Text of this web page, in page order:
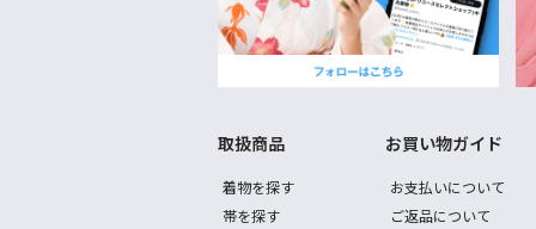
取扱商品
着物を探す
帯を探す
お買い物ガイド
お支払いについて
ご返品について